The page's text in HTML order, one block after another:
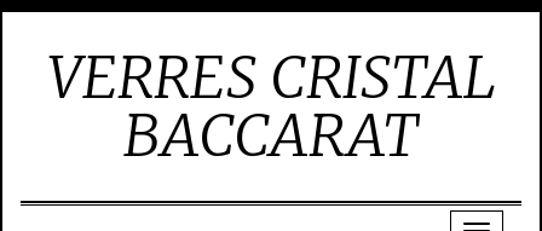
VERRES CRISTAL
BACCARAT